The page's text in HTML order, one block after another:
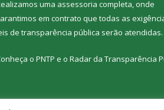
uma assessoria completa, onde
em contrato que todas as
de transparência pública serão atendidas.
o PNTP e o Radar da Transparência